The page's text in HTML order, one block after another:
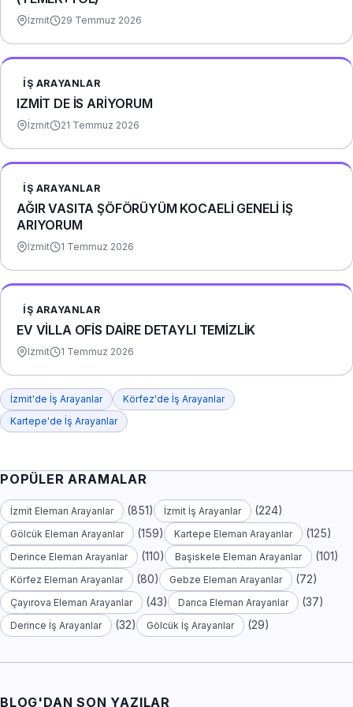
İzmit 29 Temmuz 2026
İŞ ARAYANLAR
IZMİT DE İS ARİYORUM
İzmit 21 Temmuz 2026
İŞ ARAYANLAR
AĞIR VASITA ŞÖFÖRÜYÜM KOCAELİ GENELİ İŞ
ARIYORUM
İzmit 1 Temmuz 2026
İŞ ARAYANLAR
EV VİLLA OFİS DAİRE DETAYLI TEMİZLİK
İzmit 1 Temmuz 2026
İzmit'de İş Arayanlar
Körfez'de İş Arayanlar
Kartepe'de İş Arayanlar
POPÜLER ARAMALAR
İzmit Eleman Arayanlar (851) İzmit İş Arayanlar (224)
Gölcük Eleman Arayanlar (159) Kartepe Eleman Arayanlar (125)
Derince Eleman Arayanlar (110) Başiskele Eleman Arayanlar (101)
Körfez Eleman Arayanlar (80) Gebze Eleman Arayanlar (72)
Çayırova Eleman Arayanlar (43) Darıca Eleman Arayanlar (37)
Derince İş Arayanlar (32) Gölcük İş Arayanlar (29)
BLOG'DAN SON YAZILAR